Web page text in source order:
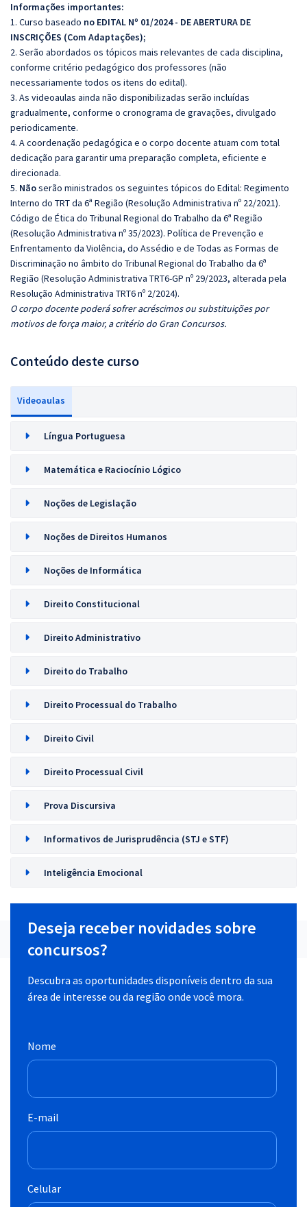
Informações importantes:
1. Curso baseado no EDITAL Nº 01/2024 - DE ABERTURA DE
INSCRIÇÕES (Com Adaptações);
2. Serão abordados os tópicos mais relevantes de cada disciplina,
conforme critério pedagógico dos professores (não
necessariamente todos os itens do edital).
3. As videoaulas ainda não disponibilizadas serão incluídas
gradualmente, conforme o cronograma de gravações, divulgado
periodicamente.
4. A coordenação pedagógica e o corpo docente atuam com total
dedicação para garantir uma preparação completa, eficiente e
direcionada.
5. Nãoserão ministrados os seguintes tópicos do Edital: Regimento
Interno do TRT da 6ª Região (Resolução Administrativa nº 22/2021).
Código de Ética do Tribunal Regional do Trabalho da 6ª Região
(Resolução Administrativa nº 35/2023). Política de Prevenção e
Enfrentamento da Violência, do Assédio e de Todas as Formas de
Discriminação no âmbito do Tribunal Regional do Trabalho da 6ª
Região (Resolução Administrativa TRT6-GP nº 29/2023, alterada pela
Resolução Administrativa TRT6 nº 2/2024).
O corpo docente poderá sofrer acréscimos ou substituições por
motivos de força maior, a critério do Gran Concursos.
Conteúdo deste curso
Videoaulas
Língua Portuguesa
Matemática e Raciocínio Lógico
Noções de Legislação
Noções de Direitos Humanos
Noções de Informática
Direito Constitucional
Direito Administrativo
Direito do Trabalho
Direito Processual do Trabalho
Direito Civil
Direito Processual Civil
Prova Discursiva
Informativos de Jurisprudência (STJ e STF)
Inteligência Emocional
Deseja receber novidades sobre
concursos?
Descubra as oportunidades disponíveis dentro da sua
área de interesse ou da região onde você mora.
Nome
E-mail
Celular